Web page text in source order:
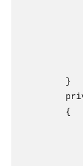
        }
        {